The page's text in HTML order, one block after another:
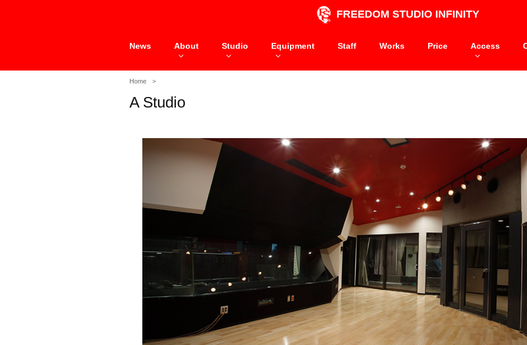
FREEDOM STUDIO INFINITY
News About Studio Equipment Staff Works Price Access
Home
A Studio